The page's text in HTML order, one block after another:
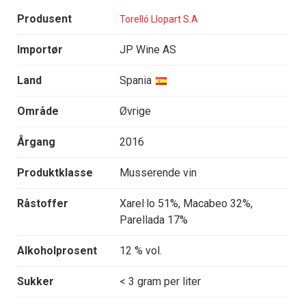
Produsent Torelló Llopart S.A
Importør JP Wine AS
Land Spania
Område Øvrige
Årgang 2016
Produktklasse Musserende vin
Råstoffer
Xarel·lo 51%, Macabeo 32%,
Parellada 17%
Alkoholprosent 12 % vol.
Sukker < 3 gram per liter